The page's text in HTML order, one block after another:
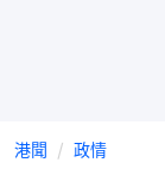
港聞 政情